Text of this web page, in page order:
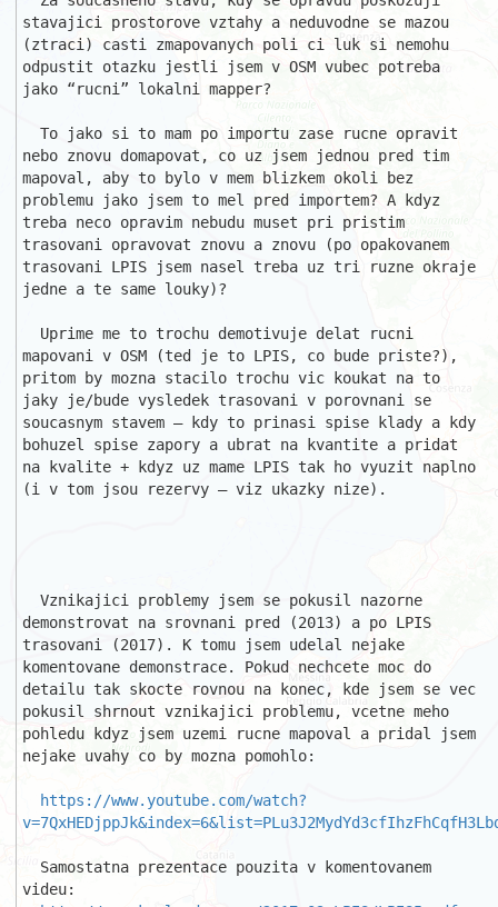
stavajici prostorove vztahy a neduvodne se mazou
(ztraci) casti zmapovanych poli ci luk si nemohu
odpustit otazku jestli jsem v OSM vubec potreba
jako “rucni” lokalni mapper?
nebo znovu domapovat, co uz jsem jednou pred tim
mapoval, aby to bylo v mem blizkem okoli bez
problemu jako jsem to mel pred importem? A kdyz
treba neco opravim nebudu muset pri pristim
trasovani opravovat znovu a znovu (po opakovanem
trasovani LPIS jsem nasel treba uz tri ruzne okraje
jedne a te same louky)?
mapovani v OSM (ted je to LPIS, co bude priste?),
pritom by mozna stacilo trochu vic koukat na to
jaky je/bude vysledek trasovani v porovnani se
soucasnym stavem – kdy to prinasi spise klady a kdy
bohuzel spise zapory a ubrat na kvantite a pridat
na kvalite + kdyz uz mame LPIS tak ho vyuzit naplno
(i v tom jsou rezervy – viz ukazky nize).
demonstrovat na srovnani pred (2013) a po LPIS
trasovani (2017). K tomu jsem udelal nejake
komentovane demonstrace. Pokud nechcete moc do
detailu tak skocte rovnou na konec, kde jsem se vec
pokusil shrnout vznikajici problemu, vcetne meho
pohledu kdyz jsem uzemi rucne mapoval a pridal jsem
nejake uvahy co by mozna pomohlo:
https://www.youtube.com/watch?
videu: